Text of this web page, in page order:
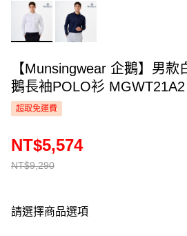
【Munsingwear 企鵝】男
鵝長袖POLO衫 MGWT21A2
超取免運費
NT$9,290
NT$5,574
請選擇商品選項